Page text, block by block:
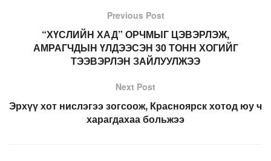
Previous Post
“ХҮСЛИЙН ХАД” ОРЧМЫГ ЦЭВЭРЛЭЖ,
АМРАГЧДЫН ҮЛДЭЭСЭН 30 ТОНН ХОГИЙГ
ТЭЭВЭРЛЭН ЗАЙЛУУЛЖЭЭ
Next Post
Эрхүү хот нислэгээ зогсоож, Красноярск хотод юу ч
харагдахаа больжээ